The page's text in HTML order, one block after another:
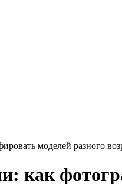
моделей разного
как